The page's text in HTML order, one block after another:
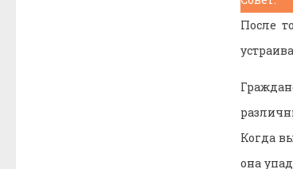
После
Когда
она